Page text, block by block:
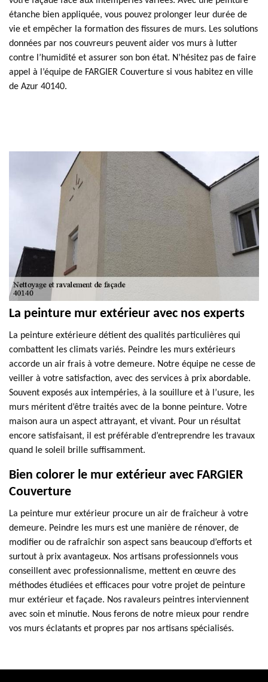
étanche bien appliquée, vous pouvez prolonger leur durée de
vie et empêcher la formation des fissures de murs. Les solutions
données par nos couvreurs peuvent aider vos murs à lutter
contre l’humidité et assurer son bon état. N’hésitez pas de faire
appel à l’équipe de FARGIER Couverture si vous habitez en ville
de Azur 40140.
La peinture mur extérieur avec nos experts
La peinture extérieure détient des qualités particulières qui
combattent les climats variés. Peindre les murs extérieurs
accorde un air frais à votre demeure. Notre équipe ne cesse de
veiller à votre satisfaction, avec des services à prix abordable.
Souvent exposés aux intempéries, à la souillure et à l’usure, les
murs méritent d’être traités avec de la bonne peinture. Votre
maison aura un aspect attrayant, et vivant. Pour un résultat
encore satisfaisant, il est préférable d’entreprendre les travaux
quand le soleil brille suffisamment.
Bien colorer le mur extérieur avec FARGIER
Couverture
La peinture mur extérieur procure un air de fraîcheur à votre
demeure. Peindre les murs est une manière de rénover, de
modifier ou de rafraîchir son aspect sans beaucoup d’efforts et
surtout à prix avantageux. Nos artisans professionnels vous
conseillent avec professionnalisme, mettent en œuvre des
méthodes étudiées et efficaces pour votre projet de peinture
mur extérieur et façade. Nos ravaleurs peintres interviennent
avec soin et minutie. Nous ferons de notre mieux pour rendre
vos murs éclatants et propres par nos artisans spécialisés.